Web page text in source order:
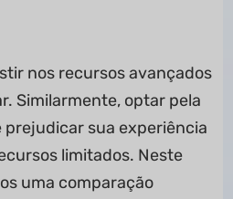
nos recursos avançados
Similarmente, optar pela
sua experiência
limitados. Neste
uma comparação